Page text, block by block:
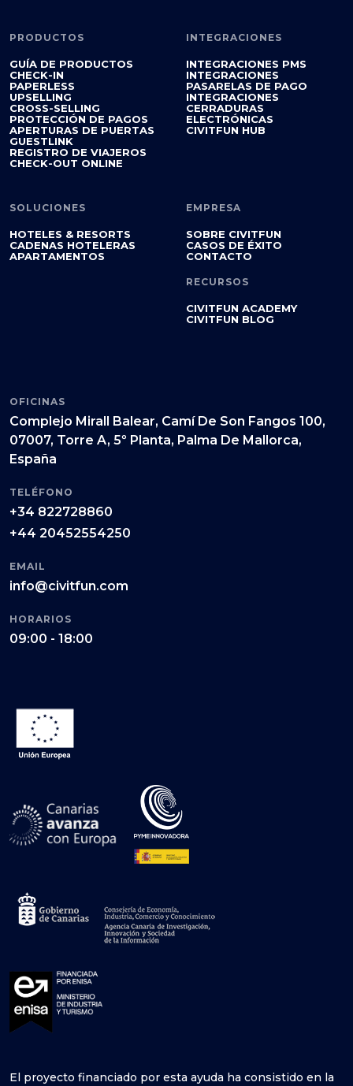
PRODUCTOS
GUÍA DE PRODUCTOS
CHECK-IN
PAPERLESS
UPSELLING
CROSS-SELLING
PROTECCIÓN DE PAGOS
APERTURAS DE PUERTAS
GUESTLINK
REGISTRO DE VIAJEROS
CHECK-OUT ONLINE
INTEGRACIONES
INTEGRACIONES PMS
INTEGRACIONES
PASARELAS DE PAGO
INTEGRACIONES
CERRADURAS
ELECTRÓNICAS
CIVITFUN HUB
SOLUCIONES
HOTELES & RESORTS
CADENAS HOTELERAS
APARTAMENTOS
EMPRESA
SOBRE CIVITFUN
CASOS DE ÉXITO
CONTACTO
RECURSOS
CIVITFUN ACADEMY
CIVITFUN BLOG
OFICINAS
Complejo Mirall Balear, Camí De Son Fangos 100,
07007, Torre A, 5º Planta, Palma De Mallorca,
España
TELÉFONO
+34 822728860
+44 20452554250
EMAIL
info@civitfun.com
HORARIOS
09:00 - 18:00
El proyecto financiado por esta ayuda ha consistido en la